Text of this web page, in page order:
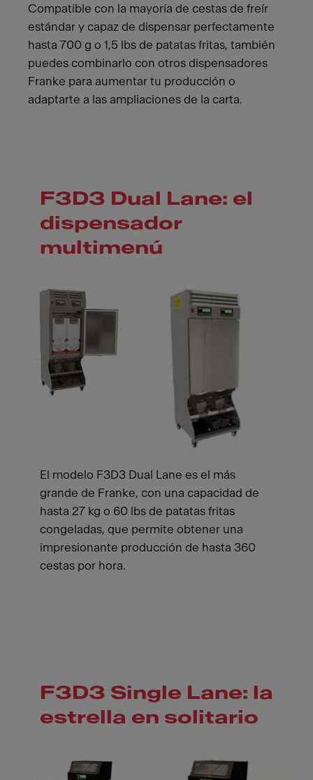
Compatible con la mayoría de cestas de freír
estándar y capaz de dispensar perfectamente
hasta 700 g o 1,5 lbs de patatas fritas, también
puedes combinarlo con otros dispensadores
Franke para aumentar tu producción o
adaptarte a las ampliaciones de la carta.
F3D3 Dual Lane: el
dispensador
multimenú
El modelo F3D3 Dual Lane es el más
grande de Franke, con una capacidad de
hasta 27 kg o 60 lbs de patatas fritas
congeladas, que permite obtener una
impresionante producción de hasta 360
cestas por hora.
F3D3 Single Lane: la
estrella en solitario